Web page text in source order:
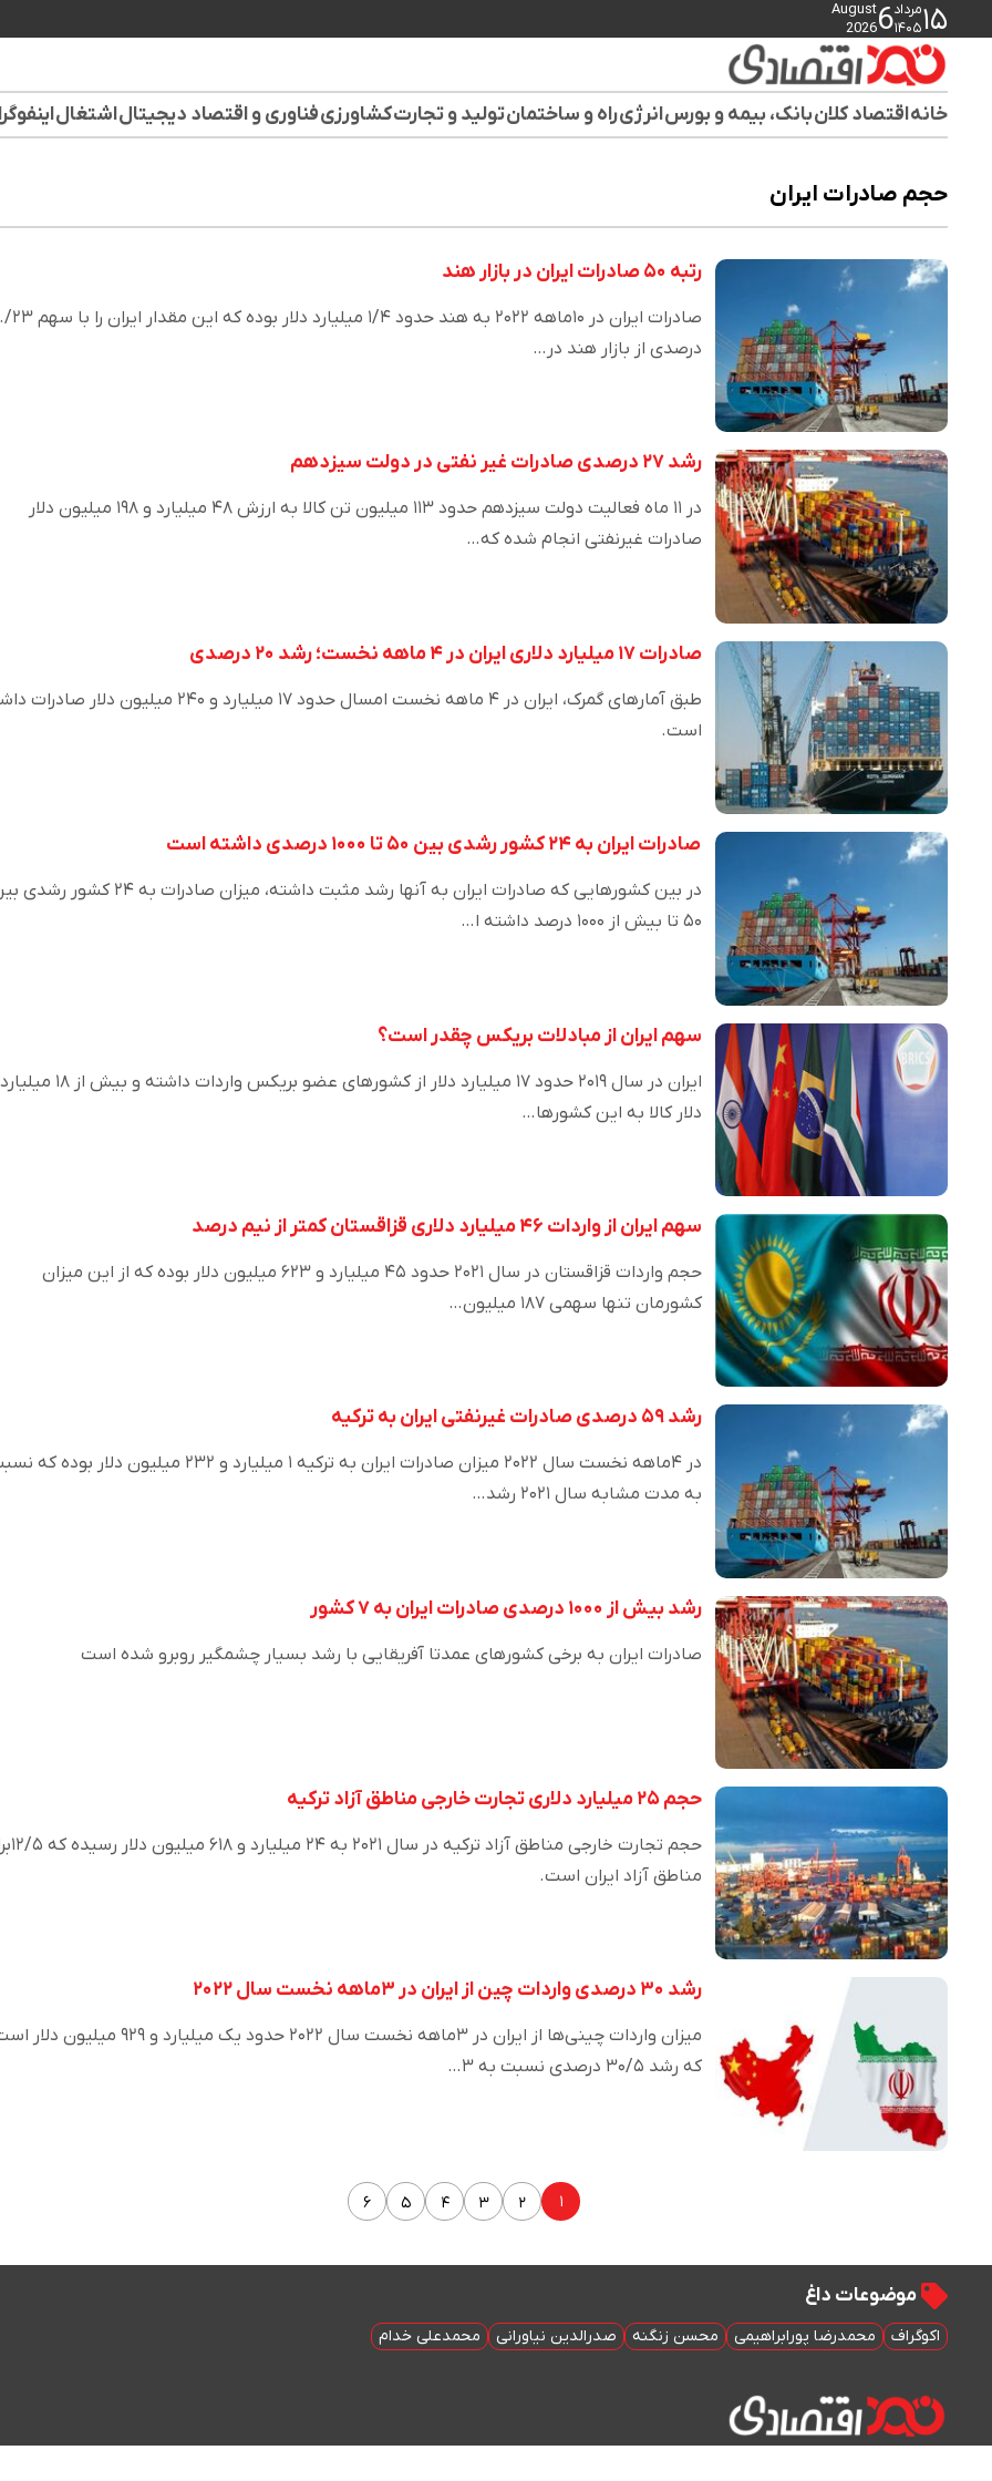
۱۵مرداد
۱۴۰۵6
August
2026
خانهاقتصاد کلانبانک، بیمه و بورسانرژیراه و ساختمانتولید و تجارتکشاورزیفناوری و اقتصاد دیجیتالاشتغال
حجم صادرات ایران
رتبه ۵۰ صادرات ایران در بازار هند
صادرات ایران در ۱۰ماهه ۲۰۲۲ به هند حدود ۱/۴ میلیارد دلار بوده که این مقدار ایران را با سهم ۲۳/.
درصدی از بازار هند در…
رشد ۲۷ درصدی صادرات غیر نفتی در دولت سیزدهم
در ۱۱ ماه فعالیت دولت سیزدهم حدود ۱۱۳ میلیون تن کالا به ارزش ۴۸ میلیارد و ۱۹۸ میلیون دلار
صادرات غیرنفتی انجام شده که…
صادرات ۱۷ میلیارد دلاری ایران در ۴ ماهه نخست؛ رشد ۲۰ درصدی
طبق آمارهای گمرک، ایران در ۴ ماهه نخست امسال حدود ۱۷ میلیارد و ۲۴۰ میلیون دلار
است.
صادرات ایران به ۲۴ کشور رشدی بین ۵۰ تا ۱۰۰۰ درصدی داشته است
در بین کشورهایی که صادرات ایران به آنها رشد مثبت داشته، میزان صادرات به ۲۴
۵۰ تا بیش از ۱۰۰۰ درصد داشته ا…
سهم ایران از مبادلات بریکس چقدر است؟
ایران در سال ۲۰۱۹ حدود ۱۷ میلیارد دلار از کشورهای عضو بریکس واردات داشته و بیش از ۱۸ میلیارد
دلار کالا به این کشورها…
سهم ایران از واردات ۴۶ میلیارد دلاری قزاقستان کمتر از نیم درصد
حجم واردات قزاقستان در سال ۲۰۲۱ حدود ۴۵ میلیارد و ۶۲۳ میلیون دلار بوده که از این میزان
کشورمان تنها سهمی ۱۸۷ میلیون…
رشد ۵۹ درصدی صادرات غیرنفتی ایران به ترکیه
در ۴ماهه نخست سال ۲۰۲۲ میزان صادرات ایران به ترکیه ۱ میلیارد و ۲۳۲ میلیون دلار بوده
به مدت مشابه سال ۲۰۲۱ رشد…
رشد بیش از ۱۰۰۰ درصدی صادرات ایران به ۷ کشور
صادرات ایران به برخی کشورهای عمدتا آفریقایی با رشد بسیار چشمگیر روبرو شده است
حجم ۲۵ میلیارد دلاری تجارت خارجی مناطق آزاد ترکیه
حجم تجارت خارجی مناطق آزاد
مناطق آزاد ایران است.
رشد ۳۰ درصدی واردات چین از ایران در ۳ماهه نخست سال ۲۰۲۲
میزان واردات چینی‌ها از ایران در ۳ماهه نخست سال ۲۰۲۲ حدود یک میلیارد و ۹۲۹ میلیون
که رشد ۳۰/۵ درصدی نسبت به ۳…
۱ ۲ ۳ ۴ ۵ ۶
موضوعات داغ
اکوگراف محمدرضا پورابراهیمی محسن زنگنه صدرالدین نیاورانی محمدعلی خدام